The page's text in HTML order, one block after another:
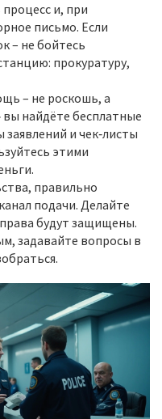
и, при
письмо. Если
– не бойтесь
прокуратуру,
– не роскошь, а
найдёте бесплатные
и чек‑листы
этими
правильно
подачи. Делайте
будут защищены.
задавайте вопросы в